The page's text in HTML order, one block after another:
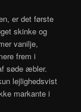
er det første
skinke og
vanilje,
frem i
søde æbler.
lejlighedsvist
markante i